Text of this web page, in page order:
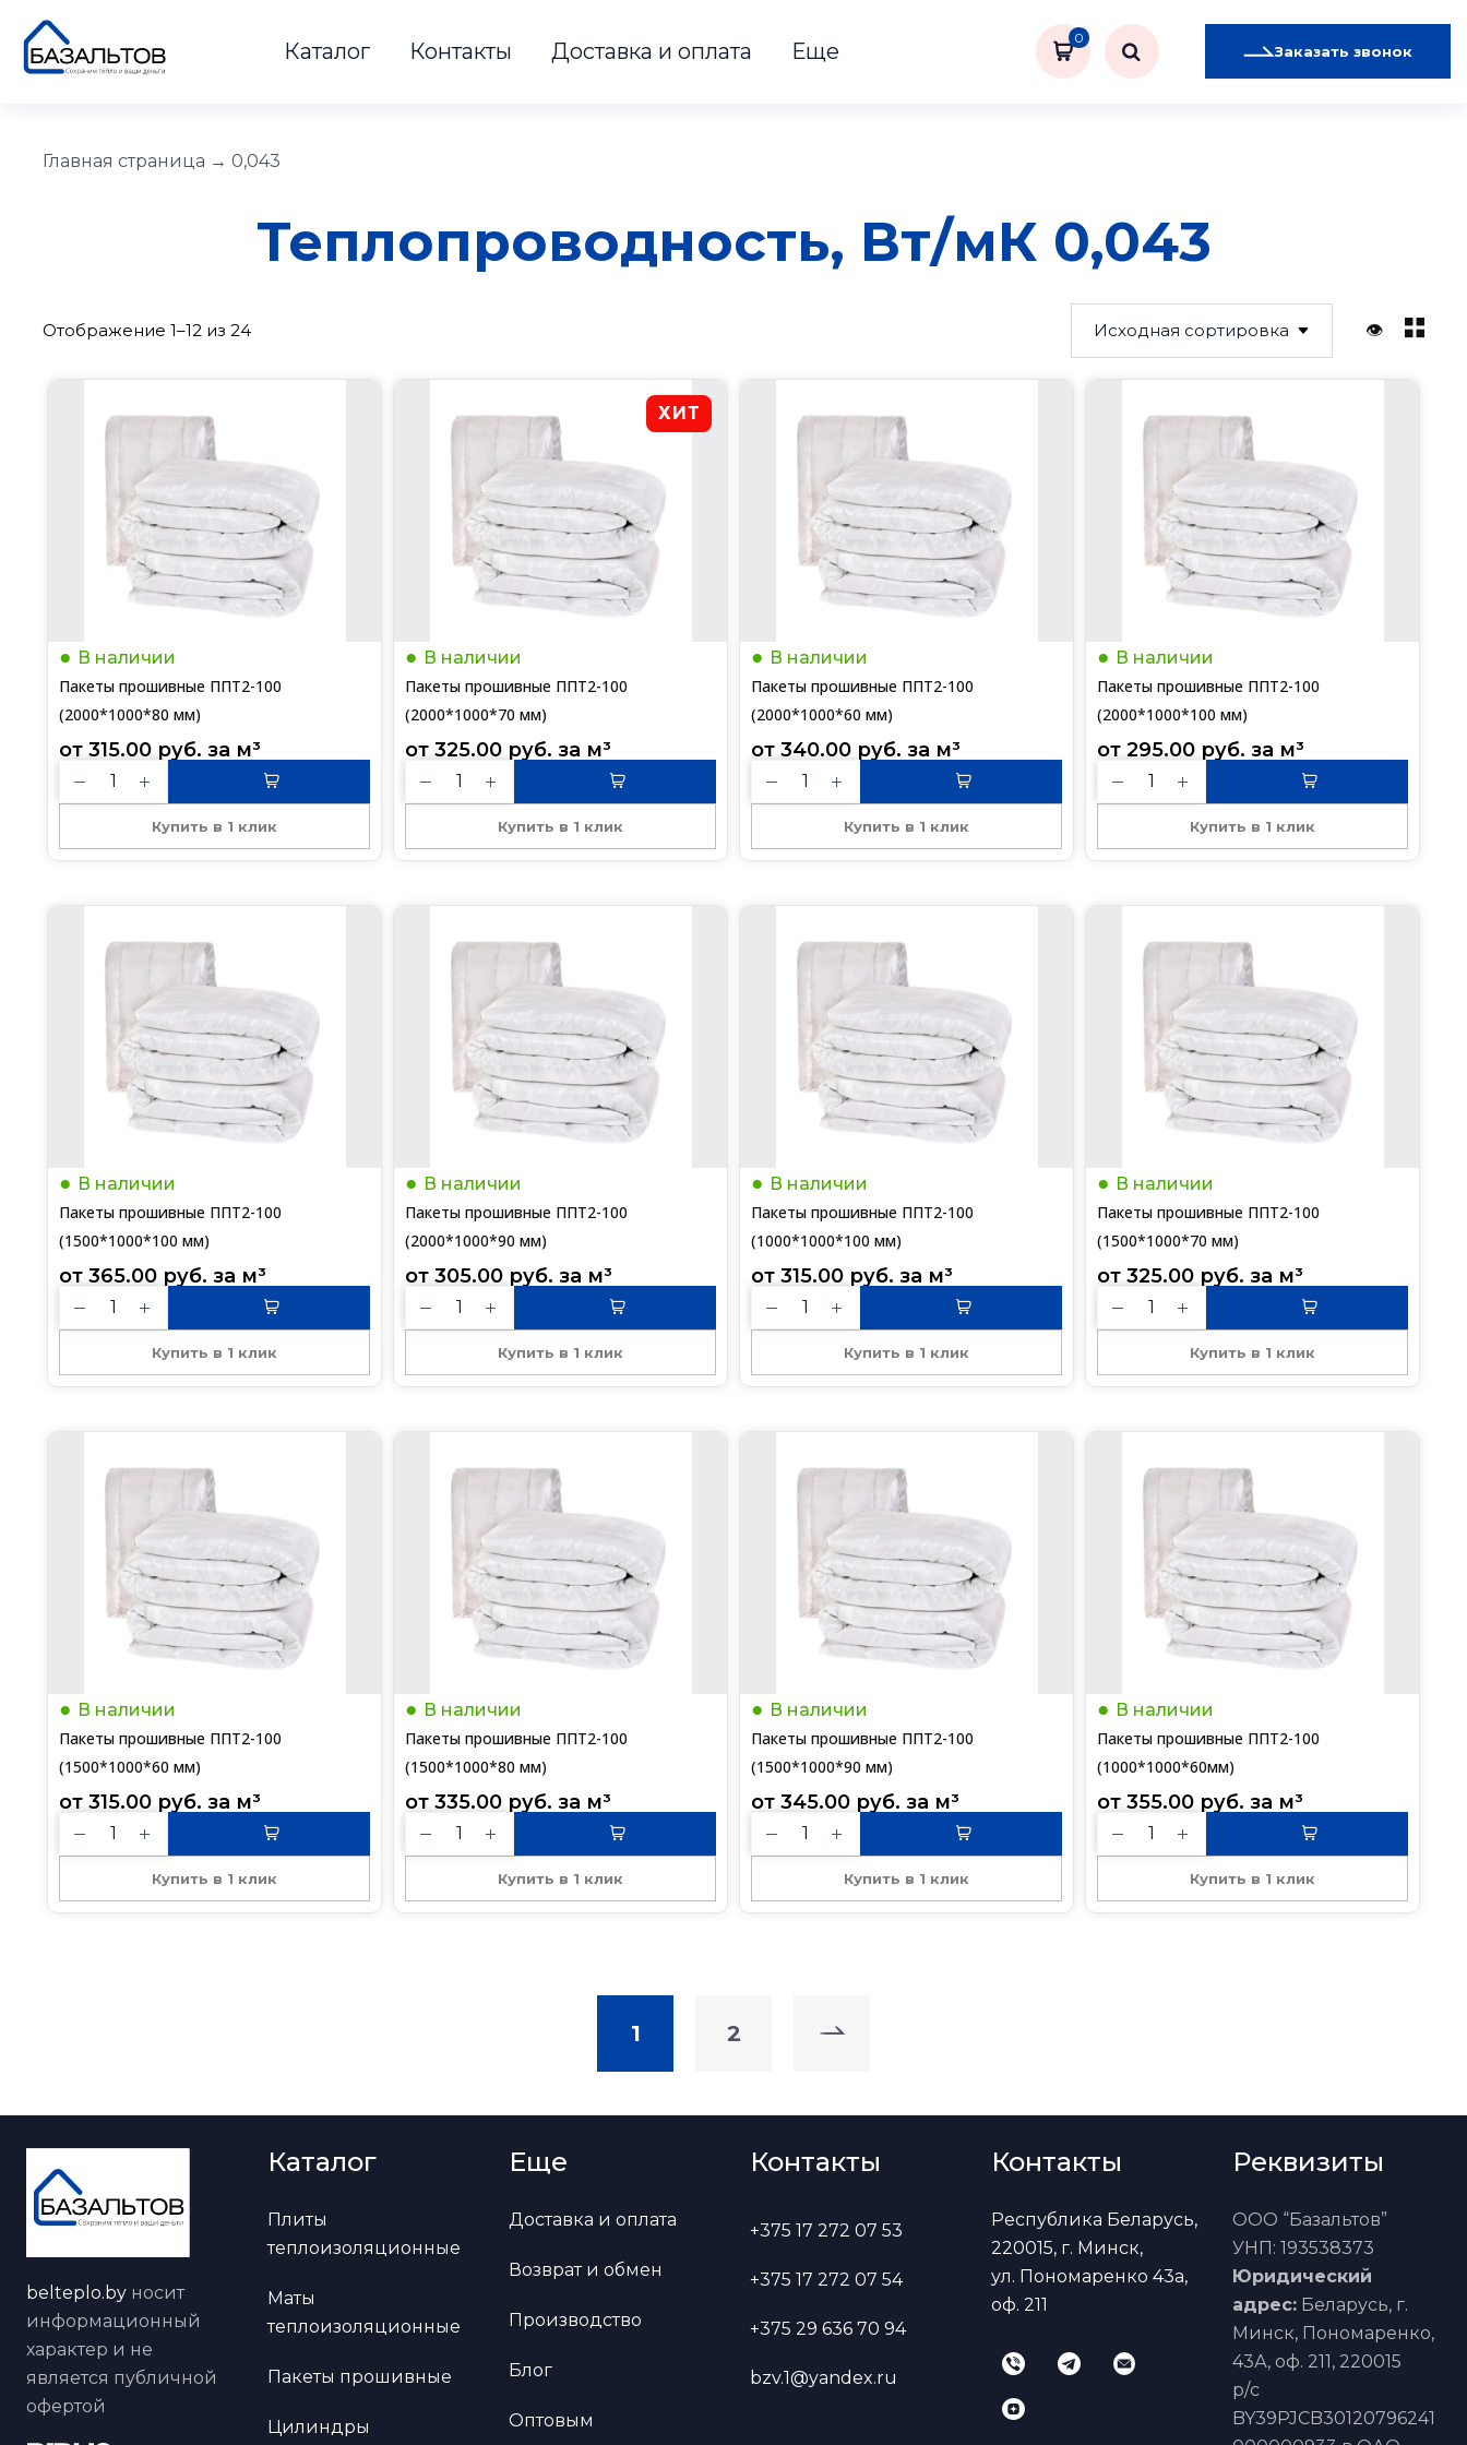
Каталог Контакты Доставка и оплата Еще
0
Заказать звонок
Главная страница → 0,043
Теплопроводность, Вт/мК 0,043
👁
Отображение 1–12 из 24
В наличии
Пакеты прошивные ППТ2-100
(2000*1000*80 мм)
от 315.00 руб. за м³
Купить в 1 клик
ХИТ
В наличии
Пакеты прошивные ППТ2-100
(2000*1000*70 мм)
от 325.00 руб. за м³
Купить в 1 клик
В наличии
Пакеты прошивные ППТ2-100
(2000*1000*60 мм)
от 340.00 руб. за м³
Купить в 1 клик
В наличии
Пакеты прошивные ППТ2-100
(2000*1000*100 мм)
от 295.00 руб. за м³
Купить в 1 клик
В наличии
Пакеты прошивные ППТ2-100
(1500*1000*100 мм)
от 365.00 руб. за м³
Купить в 1 клик
В наличии
Пакеты прошивные ППТ2-100
(2000*1000*90 мм)
от 305.00 руб. за м³
Купить в 1 клик
В наличии
Пакеты прошивные ППТ2-100
(1000*1000*100 мм)
от 315.00 руб. за м³
Купить в 1 клик
В наличии
Пакеты прошивные ППТ2-100
(1500*1000*70 мм)
от 325.00 руб. за м³
Купить в 1 клик
В наличии
Пакеты прошивные ППТ2-100
(1500*1000*60 мм)
от 315.00 руб. за м³
Купить в 1 клик
В наличии
Пакеты прошивные ППТ2-100
(1500*1000*80 мм)
от 335.00 руб. за м³
Купить в 1 клик
В наличии
Пакеты прошивные ППТ2-100
(1500*1000*90 мм)
от 345.00 руб. за м³
Купить в 1 клик
В наличии
Пакеты прошивные ППТ2-100
(1000*1000*60мм)
от 355.00 руб. за м³
Купить в 1 клик
1 2
belteplo.by носит
информационный
характер и не
является публичной
офертой
Каталог
Плиты
теплоизоляционные
Маты
теплоизоляционные
Пакеты прошивные
Цилиндры
Еще
Доставка и оплата
Возврат и обмен
Производство
Блог
Оптовым
Контакты
+375 17 272 07 53
+375 17 272 07 54
+375 29 636 70 94
bzv.1@yandex.ru
Контакты
Республика Беларусь,
220015, г. Минск,
ул. Пономаренко 43а,
оф. 211
Реквизиты
ООО “Базальтов”
УНП: 193538373
Юридический
адрес:Беларусь, г.
Минск, Пономаренко,
43А, оф. 211, 220015
р/с
BY39PJCB30120796241